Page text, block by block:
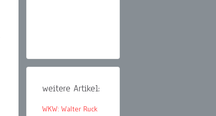
weitere Artikel:
WKW: Walter Ruck